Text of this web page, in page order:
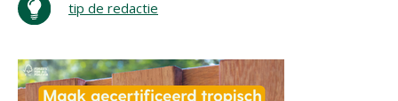
tip de redactie